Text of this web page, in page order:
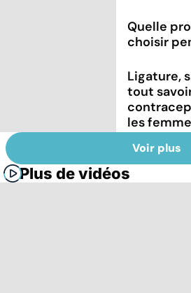
Quelle
choisir
Ligature,
tout
les
Voir plus
Plus de vidéos